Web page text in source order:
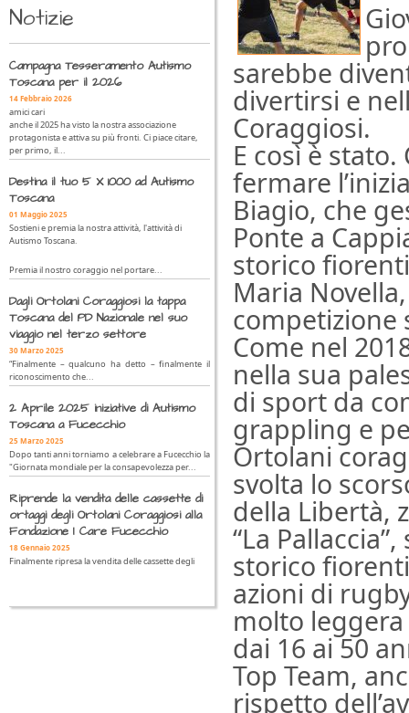
sarebbe
divertirsi e
Coraggiosi.
E così è stato.
fermare
Biagio, che
Ponte a
storico
Maria
competizione
Come nel
nella sua
di sport da
grappling e
Ortolani
svolta lo
della Libertà,
“La
storico
azioni di
molto
dai 16 ai 50
Top Team,
rispetto
Notizie
Campagna Tesseramento Autismo
Toscana per il 2026
14 Febbraio 2026
amici cari
anche il 2025 ha visto la nostra associazione
protagonista e attiva su più fronti. Ci piace citare,
per primo, il...
Destina il tuo 5 X 1000 ad Autismo
Toscana
01 Maggio 2025
Sostieni e premia la nostra attività, l'attività di
Autismo Toscana.
Premia il nostro coraggio nel portare...
Dagli Ortolani Coraggiosi la tappa
Toscana del PD Nazionale nel suo
viaggio nel terzo settore
30 Marzo 2025
“Finalmente – qualcuno ha detto – finalmente il
riconoscimento che...
2 Aprile 2025 iniziative di Autismo
Toscana a Fucecchio
25 Marzo 2025
Dopo tanti anni torniamo a celebrare a Fucecchio la
"Giornata mondiale per la consapevolezza per...
Riprende la vendita delle cassette di
ortaggi degli Ortolani Coraggiosi alla
Fondazione I Care Fucecchio
18 Gennaio 2025
Finalmente ripresa la vendita delle cassette degli